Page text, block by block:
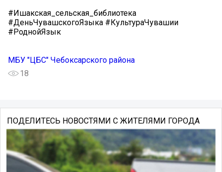
#Ишакская_сельская_библиотека
#ДеньЧувашскогоЯзыка #КультураЧувашии
#РоднойЯзык
МБУ "ЦБС" Чебоксарского района
18
ПОДЕЛИТЕСЬ НОВОСТЯМИ С ЖИТЕЛЯМИ ГОРОДА